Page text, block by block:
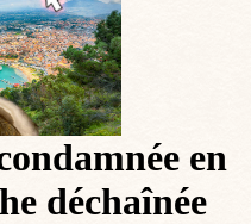
en
déchaînée